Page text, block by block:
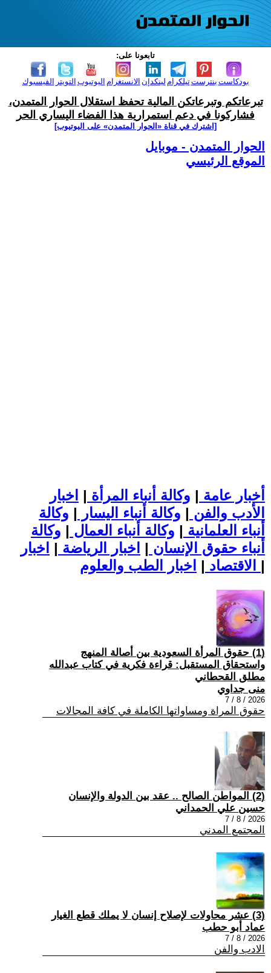
تابعونا على:
الفيسبوك التويتر اليوتيوب الانستغرام لينكدإن تيلكرامبنترست بودكاست
تبرعاتكم وتبرعاتكن المالية تحفظ استقلال الحوار المتمدن،
فشاركونا في دعم استمرارية هذا الفضاء اليساري الحر
[اشترك في قناة ‫«الحوار المتمدن» على اليوتيوب]
الحوار المتمدن - موبايل
الموقع الرئيسي
أخبار عامة | وكالة أنباء المرأة | اخبار
الأدب والفن | وكالة أنباء اليسار | وكالة
أنباء العلمانية | وكالة أنباء العمال | وكالة
أنباء حقوق الإنسان | اخبار الرياضة | اخبار
الاقتصاد | |
(1) حقوق المرأة السعودية بين أصالة المنهج
واستحقاق المستقبل: قراءة فكرية في كتاب عبدالله
مطلق القحطاني
منى جداوي
2026 / 8 / 7
حقوق المراة ومساواتها الكاملة في كافة المجالات
(2) المواطن الصالح .. عقد بين الدولة والإنسان
حسين علي الحمداني
2026 / 8 / 7
المجتمع المدني
(3) عشر محاولات لإصلاح إنسان لا يملك قطع الغيار
عماد أبو حطب
2026 / 8 / 7
الادب والفن